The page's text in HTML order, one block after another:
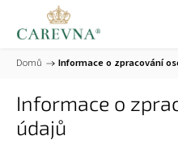
Domů / Informace o zpracování
Informace o
údajů